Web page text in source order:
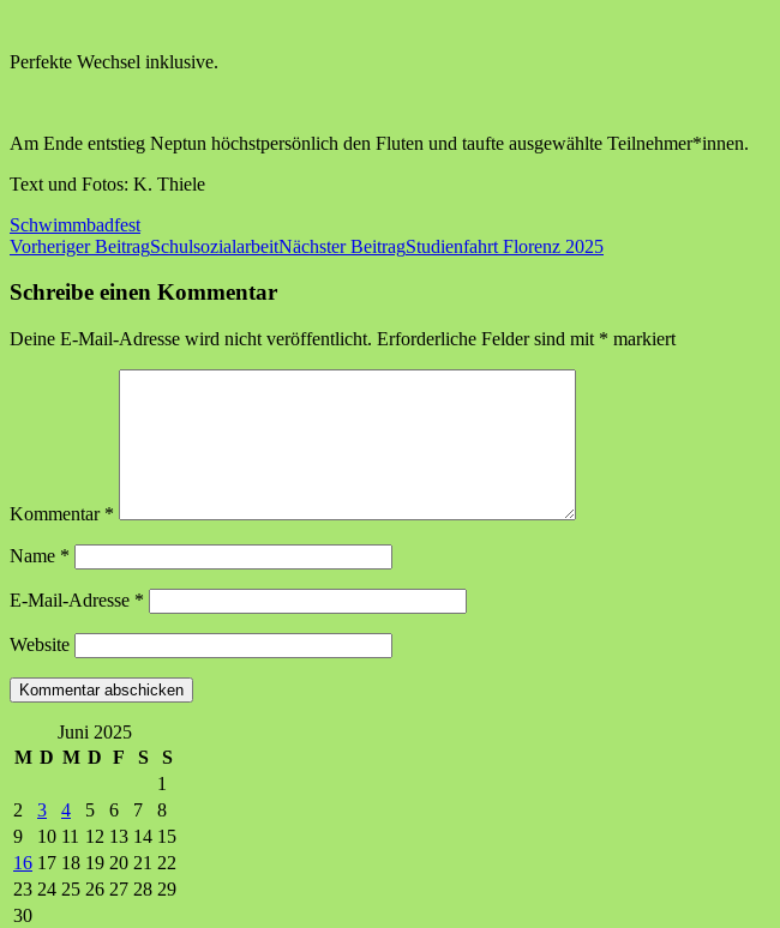
Perfekte Wechsel inklusive.
Am Ende entstieg Neptun höchstpersönlich den Fluten und taufte ausgewählte Teilnehmer*innen.
Text und Fotos: K. Thiele
Schwimmbadfest
Beitragsnavigation
Vorheriger BeitragSchulsozialarbeitNächster BeitragStudienfahrt Florenz 2025
Schreibe einen Kommentar
Deine E-Mail-Adresse wird nicht veröffentlicht. Erforderliche Felder sind mit * markiert
Kommentar *
Name *
E-Mail-Adresse *
Website
Juni 2025
M D M D F S
S
1
2
3 4 5 6 7
8
9
10 11 12 13 14 15
16 17 18 19 20 21 22
23 24 25 26 27 28 29
30